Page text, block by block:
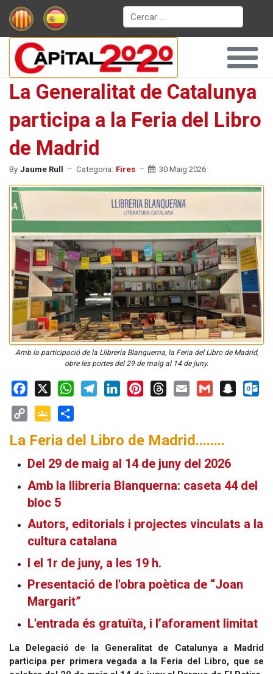
Cerca
La Generalitat de Catalunya
participa a la Feria del Libro
de Madrid
By Jaume Rull Categoria: Fires 30 Maig 2026
Amb la participació de la Llibreria Blanquerna, la Feria del Libro de Madrid,
obre les portes del 29 de maig al 14 de juny.
Facebook
X WhatsApp
Link
Classroom
La Feria del Libro de Madrid........
Del 29 de maig al 14 de juny del 2026
Amb la llibreria Blanquerna: caseta 44 del
bloc 5
Autors, editorials i projectes vinculats a la
cultura catalana
I el 1r de juny, a les 19 h.
Presentació de l'obra poètica de “Joan
Margarit”
L'entrada és gratuïta, i l’aforament limitat
La Delegació de la Generalitat de Catalunya a Madrid
participa per primera vegada a la Feria del Libro, que se